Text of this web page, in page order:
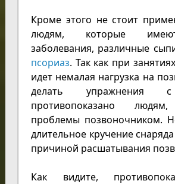
Кроме этого не стоит
людям, которые
заболевания, различные
псориаз. Так как при
идет немалая нагрузка на
делать упражнения
противопоказано
проблемы позвоночником.
длительное кручение
причиной расшатывания
Как видите,